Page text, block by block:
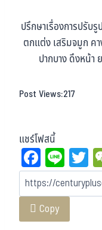
ปรึกษาเรื่องการปรับ
ตกแต่ง เสริมจมูก ค
ปากบาง ดึงหน้า
Post Views:217
แชร์โฟสนี้
Fa
ce
bo
ok
Li
ne
T
tt
Copy